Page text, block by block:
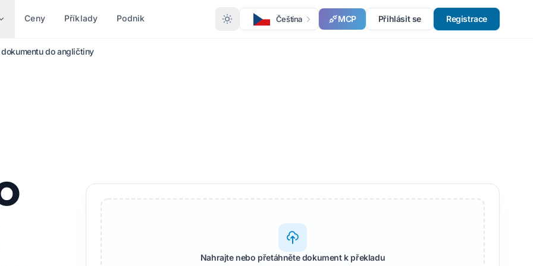
Word
TXT až XLSX
Maráthština Slovinský
Ceny Příklady Podnik Čeština MCP Přihlásit se Registrace
do angličtiny
Nahrajte nebo přetáhněte dokument k překladu